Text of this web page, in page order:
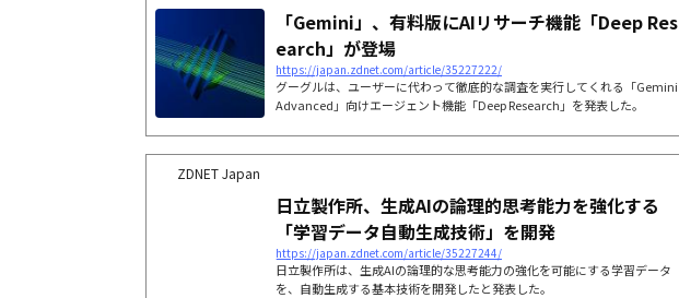
「Gemini」、有料版にAIリサーチ機能「Deep Res
earch」が登場
https://japan.zdnet.com/article/35227222/
グーグルは、ユーザーに代わって徹底的な調査を実行してくれる「Gemini
Advanced」向けエージェント機能「Deep Research」を発表した。
ZDNET Japan
日立製作所、生成AIの論理的思考能力を強化する
「学習データ自動生成技術」を開発
https://japan.zdnet.com/article/35227244/
日立製作所は、生成AIの論理的な思考能力の強化を可能にする学習データ
を、自動生成する基本技術を開発したと発表した。